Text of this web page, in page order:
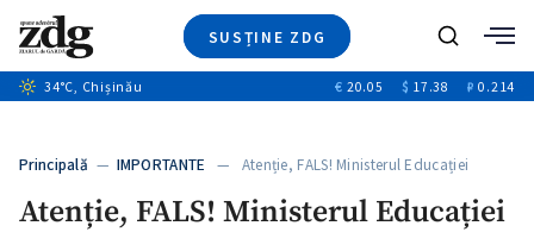
SUSȚINE ZDG
Ştiri
+10
Video
Special
Caută
34°C, Chișinău € 20.05 $ 17.38 ₽ 0.214
Principală — IMPORTANTE — Atenție, FALS! Ministerul Educației
Atenție, FALS! Ministerul Educației